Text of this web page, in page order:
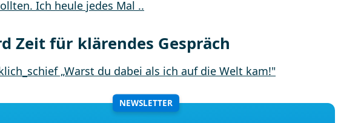
Zeit für klärendes Gespräch
NEWSLETTER